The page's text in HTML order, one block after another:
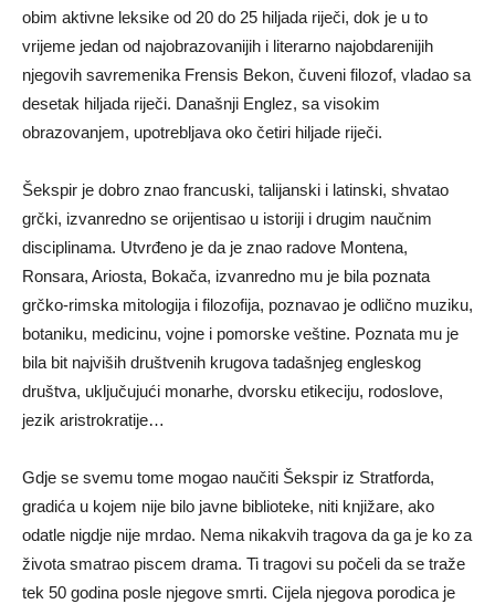
obim aktivne leksike od 20 do 25 hiljada riječi, dok je u to
vrijeme jedan od najobrazovanijih i literarno najobdarenijih
njegovih savremenika Frensis Bekon, čuveni filozof, vladao sa
desetak hiljada riječi. Današnji Englez, sa visokim
obrazovanjem, upotrebljava oko četiri hiljade riječi.
Šekspir je dobro znao francuski, talijanski i latinski, shvatao
grčki, izvanredno se orijentisao u istoriji i drugim naučnim
disciplinama. Utvrđeno je da je znao radove Montena,
Ronsara, Ariosta, Bokača, izvanredno mu je bila poznata
grčko-rimska mitologija i filozofija, poznavao je odlično muziku,
botaniku, medicinu, vojne i pomorske veštine. Poznata mu je
bila bit najviših društvenih krugova tadašnjeg engleskog
društva, uključujući monarhe, dvorsku etikeciju, rodoslove,
jezik aristrokratije…
Gdje se svemu tome mogao naučiti Šekspir iz Stratforda,
gradića u kojem nije bilo javne biblioteke, niti knjižare, ako
odatle nigdje nije mrdao. Nema nikakvih tragova da ga je ko za
života smatrao piscem drama. Ti tragovi su počeli da se traže
tek 50 godina posle njegove smrti. Cijela njegova porodica je